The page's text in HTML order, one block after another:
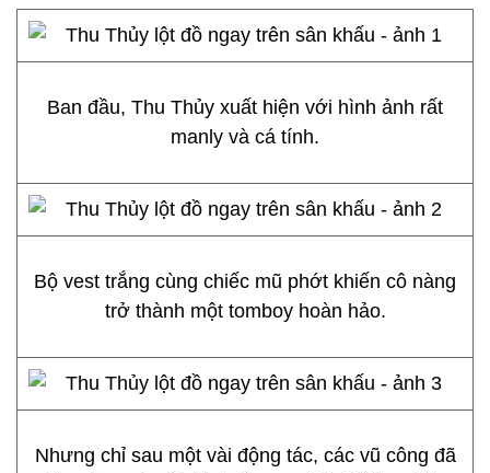
Ban đầu, Thu Thủy xuất hiện với hình ảnh rất
manly và cá tính.
Bộ vest trắng cùng chiếc mũ phớt khiến cô nàng
trở thành một tomboy hoàn hảo.
Nhưng chỉ sau một vài động tác, các vũ công đã